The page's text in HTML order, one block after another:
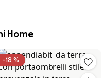
Home
-18 %